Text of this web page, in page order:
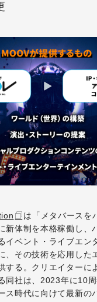
は「メタバースを
新体制を本格稼働し、
イベント・ライブエン
、その技術を応用した
する。クリエイターに
同社は、2023年に10
ス時代に向けて最新の